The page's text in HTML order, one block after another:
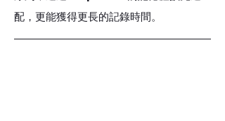
配，更能獲得更長的記錄時間。